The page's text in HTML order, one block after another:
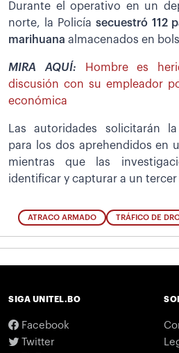
Durante el operativo en un
norte, la Policía secuestró 112
marihuana almacenados en
MIRA AQUÍ:
Hombre es
discusión con su empleador
económica
Las autoridades solicitarán
para los dos aprehendidos en
mientras que las
identificar y capturar a un
ATRACO ARMADO TRÁFICO DE
SIGA UNITEL.BO
Facebook
Twitter